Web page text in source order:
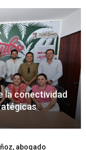
la conectividad
abogado